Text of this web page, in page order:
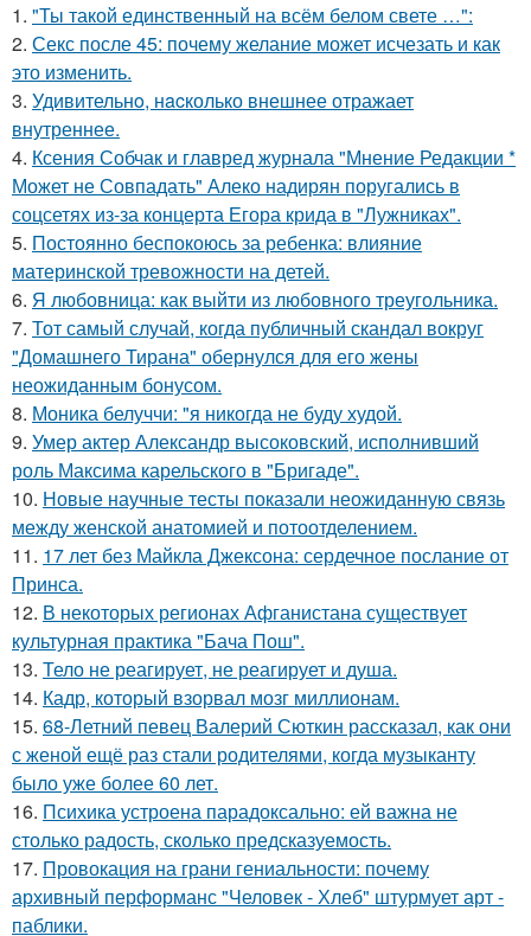
1. "Ты такой единственный на всём белом свете …":
2. Секс после 45: почему желание может исчезать и как
это изменить.
3. Удивительнo, нacколько внешнее отражает
внутреннее.
4. Ксения Собчак и главред журнала "Мнение Редакции *
Может не Совпадать" Алеко надирян поругались в
соцсетях из-за концерта Егора крида в "Лужниках".
5. Постоянно беспокоюсь за ребенка: влияние
материнской тревожности на детей.
6. Я любовница: как выйти из любовного треугольника.
7. Тот самый случай, когда публичный скандал вокруг
"Домашнего Тирана" обернулся для его жены
неожиданным бонусом.
8. Моника белуччи: "я никогда не буду худой.
9. Умер актер Александр высоковский, исполнивший
роль Максима карельского в "Бригаде".
10. Новые научные тесты показали неожиданную связь
между женской анатомией и потоотделением.
11. 17 лет без Майкла Джексона: сердечное послание от
Принса.
12. В некоторых регионах Афганистана существует
культурная практика "Бача Пош".
13. Тело не реагирует, не реагирует и душа.
14. Кадр, который взорвал мозг миллионам.
15. 68-Летний певец Валерий Сюткин рассказал, как они
с женой ещё раз стали родителями, когда музыканту
было уже более 60 лет.
16. Психика устроена парадоксально: ей важна не
столько радость, сколько предсказуемость.
17. Провокация на грани гениальности: почему
архивный перформанс "Человек - Хлеб" штурмует арт -
паблики.